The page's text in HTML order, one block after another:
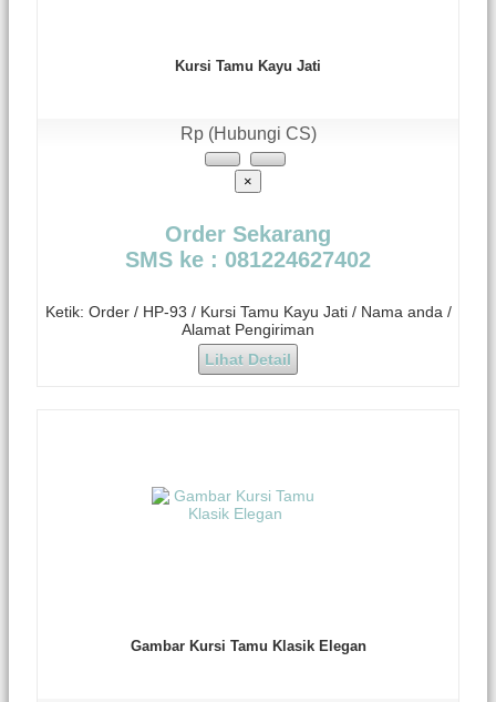
Kursi Tamu Kayu Jati
Rp (Hubungi CS)
×
Order Sekarang
SMS ke : 081224627402
Ketik: Order / HP-93 / Kursi Tamu Kayu Jati / Nama anda /
Alamat Pengiriman
Lihat Detail
Gambar Kursi Tamu Klasik Elegan